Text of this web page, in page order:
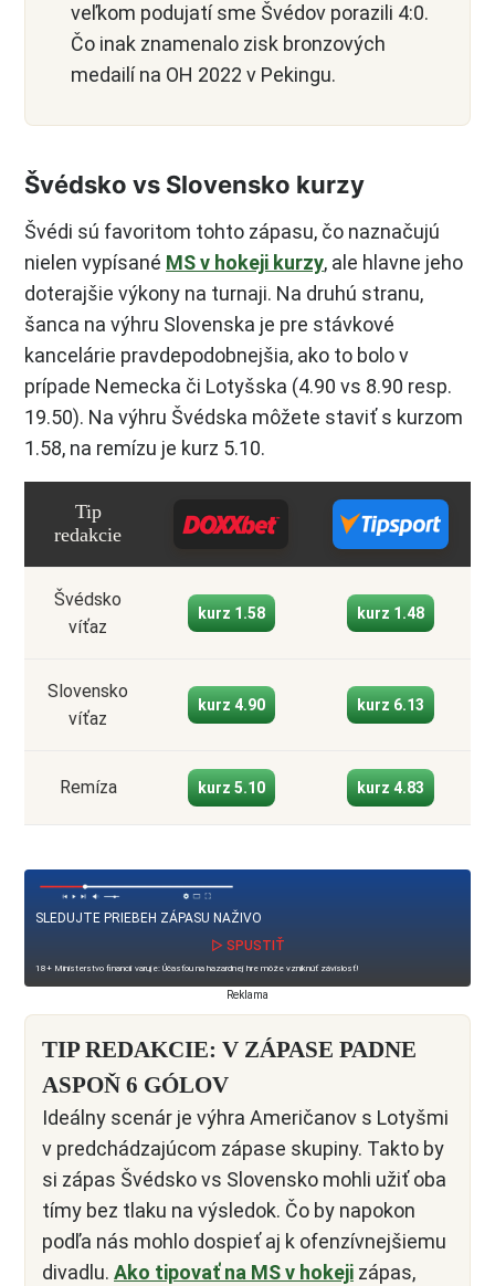
veľkom podujatí sme Švédov porazili 4:0.
Čo inak znamenalo zisk bronzových
medailí na OH 2022 v Pekingu.
Švédsko vs Slovensko kurzy
Švédi sú favoritom tohto zápasu, čo naznačujú
nielen vypísané MS v hokeji kurzy, ale hlavne jeho
doterajšie výkony na turnaji. Na druhú stranu,
šanca na výhru Slovenska je pre stávkové
kancelárie pravdepodobnejšia, ako to bolo v
prípade Nemecka či Lotyšska (4.90 vs 8.90 resp.
19.50). Na výhru Švédska môžete staviť s kurzom
1.58, na remízu je kurz 5.10.
Tip
redakcie
Švédsko
víťaz
kurz 1.58 kurz 1.48
Slovensko
víťaz
kurz 4.90 kurz 6.13
Remíza kurz 5.10 kurz 4.83
SLEDUJTE PRIEBEH ZÁPASU NAŽIVO
▷ SPUSTIŤ
18+ Ministerstvo financií varuje: Účasťou na hazardnej hre môže vzniknúť závislosť!
Reklama
TIP REDAKCIE: V ZÁPASE PADNE
ASPOŇ 6 GÓLOV
Ideálny scenár je výhra Američanov s Lotyšmi
v predchádzajúcom zápase skupiny. Takto by
si zápas Švédsko vs Slovensko mohli užiť oba
tímy bez tlaku na výsledok. Čo by napokon
podľa nás mohlo dospieť aj k ofenzívnejšiemu
divadlu. Ako tipovať na MS v hokeji zápas,